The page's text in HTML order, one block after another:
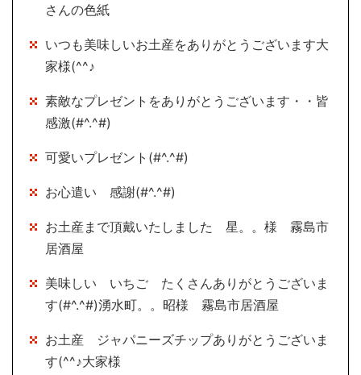
さんの色紙
いつも美味しいお土産をありがとうございます大
家様(^^♪
素敵なプレゼントをありがとうございます・・皆
感激(#^.^#)
可愛いプレゼント(#^.^#)
お心遣い 感謝(#^.^#)
お土産まで頂戴いたしました 星。。様 霧島市
居酒屋
美味しい いちご たくさんありがとうございま
す(#^.^#)湧水町。。昭様 霧島市居酒屋
お土産 ジャパニーズチップありがとうございま
す(^^♪大家様